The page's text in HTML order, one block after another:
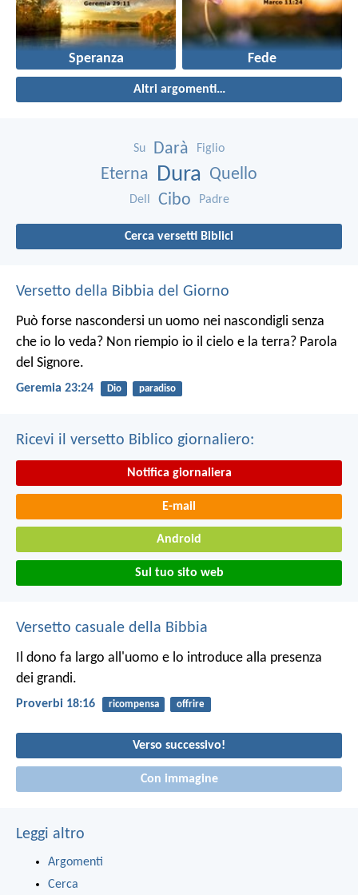
Speranza Fede
Altri argomenti…
Su Darà Figlio
Eterna Dura Quello
Dell Cibo Padre
Cerca versetti Biblici
Versetto della Bibbia del Giorno
Può forse nascondersi un uomo nei nascondigli senza
che io lo veda? Non riempio io il cielo e la terra? Parola
del Signore.
Geremia 23:24 Dio paradiso
Ricevi il versetto Biblico giornaliero:
Notifica giornaliera
E-mail
Android
Sul tuo sito web
Versetto casuale della Bibbia
Il dono fa largo all'uomo e lo introduce alla presenza
dei grandi.
Proverbi 18:16 ricompensa offrire
Verso successivo!
Con immagine
Leggi altro
Argomenti
Cerca